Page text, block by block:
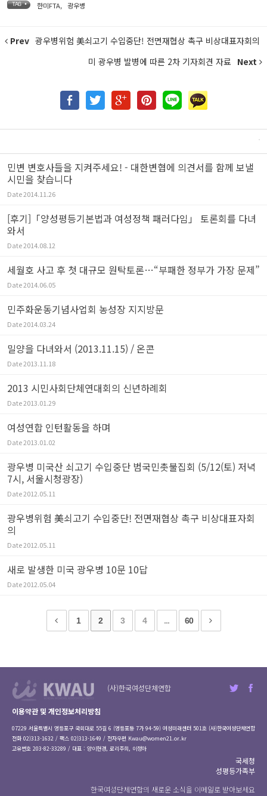
TAG • 한미FTA, 광우병
Prev 광우병위험 美쇠고기 수입중단! 전면재협상 촉구 비상대표자회의
미 광우병 발병에 따른 2차 기자회견 자료 Next
민변 변호사들을 지켜주세요! - 대한변협에 의견서를 함께 보낼
시민을 찾습니다
Date2014.11.26
[후기]「양성평등기본법과 여성정책 패러다임」 토론회를 다녀
와서
Date2014.08.12
세월호 사고 후 첫 대규모 원탁토론…“부패한 정부가 가장 문제”
Date2014.06.05
민주화운동기념사업회 농성장 지지방문
Date2014.03.24
밀양을 다녀와서 (2013.11.15) / 온콘
Date2013.11.18
2013 시민사회단체연대회의 신년하례회
Date2013.01.29
여성연합 인턴활동을 하며
Date2013.01.02
광우병 미국산 쇠고기 수입중단 범국민촛불집회 (5/12(토) 저녁
7시, 서울시청광장)
Date2012.05.11
광우병위험 美쇠고기 수입중단! 전면재협상 촉구 비상대표자회
의
Date2012.05.11
새로 발생한 미국 광우병 10문 10답
Date2012.05.04
1 2 3 4 ... 60
(사)한국여성단체연합
이용약관 및 개인정보처리방침
07229 서울특별시 영등포구 국회대로 55길 6 (영등포동 7가 94-59) 여성미래센터 501호 (사)한국여성단체연합
전화 02)313-1632 / 팩스 02)313-1649 / 전자우편 Kwau@women21.or.kr
고유번호 203-82-33289 / 대표 : 양이현경, 로리주희, 이정아
국세청
성평등가족부
한국여성단체연합의 새로운 소식을 이메일로 받아보세요